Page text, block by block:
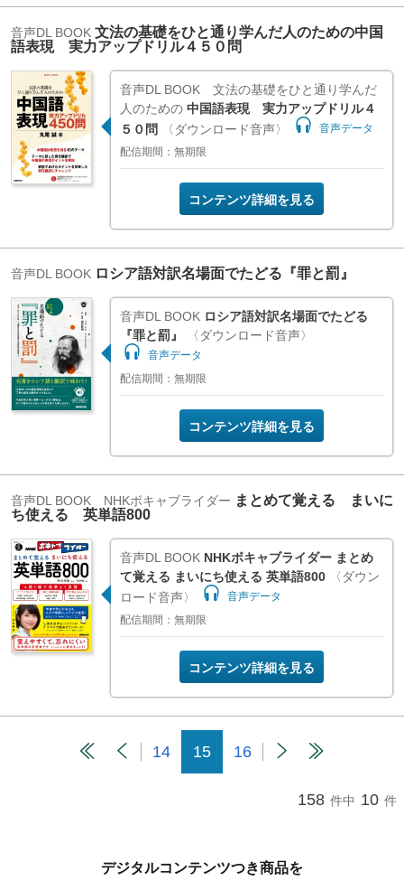
音声DL BOOK 文法の基礎をひと通り学んだ人のための中国
語表現 実力アップドリル４５０問
音声DL BOOK 文法の基礎をひと通り学んだ
人のための 中国語表現 実力アップドリル４
５０問
〈ダウンロード音声〉
音声データ
配信期間：無期限
コンテンツ詳細を見る
音声DL BOOK ロシア語対訳名場面でたどる『罪と罰』
音声DL BOOK ロシア語対訳名場面でたどる
『罪と罰』
〈ダウンロード音声〉
音声データ
配信期間：無期限
コンテンツ詳細を見る
音声DL BOOK NHKボキャブライダー まとめて覚える まいに
ち使える 英単語800
音声DL BOOK NHKボキャブライダー まとめ
て覚える まいにち使える 英単語800
〈ダウン
ロード音声〉
音声データ
配信期間：無期限
コンテンツ詳細を見る
14 15 16
158 件中 10 件
デジタルコンテンツつき商品を